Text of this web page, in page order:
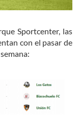
Sportcenter, las
con el pasar de